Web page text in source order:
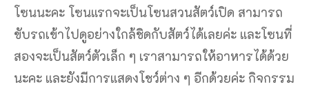
โซนนะคะ โซนแรกจะเป็นโซนสวนสัตว์เปิด สามารถ
ขับรถเข้าไปดูอย่างใกล้ชิดกับสัตว์ได้เลยค่ะ และโซนที่
สองจะเป็นสัตว์ตัวเล็ก ๆ เราสามารถให้อาหารได้ด้วย
นะคะ และยังมีการแสดงโชว์ต่าง ๆ อีกด้วยค่ะ กิจกรรม